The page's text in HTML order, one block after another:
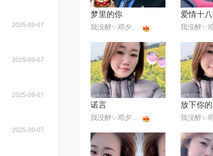
2025-09-07
2025-09-07
2025-09-07
2025-09-07
梦里的你 爱情十
诺言